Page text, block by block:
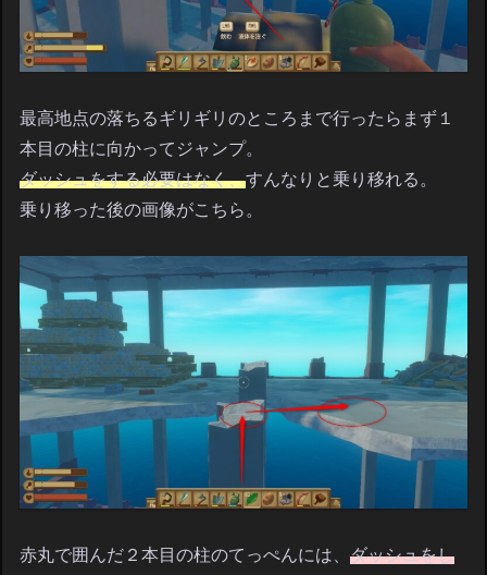
最高地点の落ちるギリギリのところまで行ったらまず１
本目の柱に向かってジャンプ。
ダッシュをする必要はなく、すんなりと乗り移れる。
乗り移った後の画像がこちら。
赤丸で囲んだ２本目の柱のてっぺんには、ダッシュをし